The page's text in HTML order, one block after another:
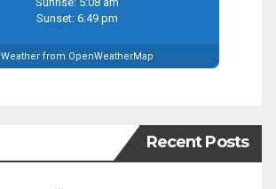
Sunset: 6:49 pm
Weather from OpenWeatherMap
Recent Posts